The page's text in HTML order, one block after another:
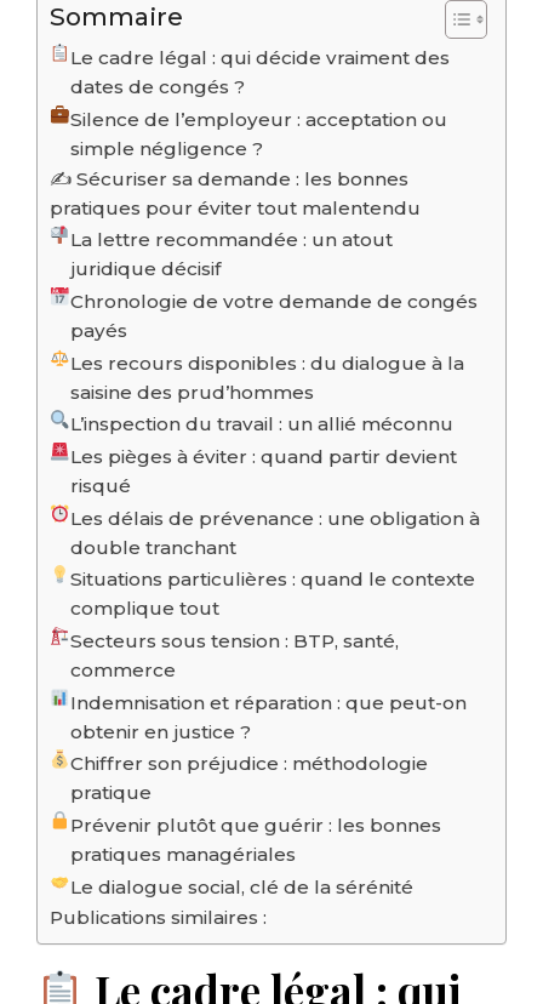
Sommaire
Le cadre légal : qui décide vraiment des
dates de congés ?
Silence de l’employeur : acceptation ou
simple négligence ?
✍️ Sécuriser sa demande : les bonnes
pratiques pour éviter tout malentendu
La lettre recommandée : un atout
juridique décisif
Chronologie de votre demande de congés
payés
Les recours disponibles : du dialogue à la
saisine des prud’hommes
L’inspection du travail : un allié méconnu
Les pièges à éviter : quand partir devient
risqué
Les délais de prévenance : une obligation à
double tranchant
Situations particulières : quand le contexte
complique tout
Secteurs sous tension : BTP, santé,
commerce
Indemnisation et réparation : que peut-on
obtenir en justice ?
Chiffrer son préjudice : méthodologie
pratique
Prévenir plutôt que guérir : les bonnes
pratiques managériales
Le dialogue social, clé de la sérénité
Publications similaires :
Le cadre légal : qui